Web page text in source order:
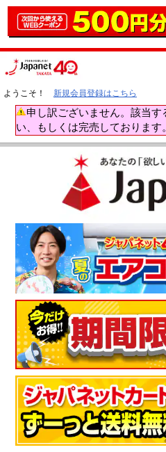
ようこそ！ 新規会員登録はこちら
申し訳ございません。該当
い、もしくは完売しております